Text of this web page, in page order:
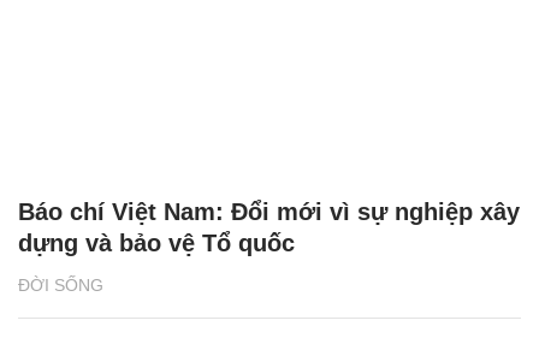
ĐỜI SỐNG
Báo chí Việt Nam: Đổi mới vì sự nghiệp xây
dựng và bảo vệ Tổ quốc